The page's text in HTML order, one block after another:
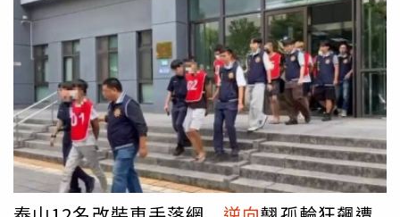
李嫌並未記取教訓，17日上午10時許行經鶯歌區鶯桃路二
段時，發現林姓民眾停放的機車鑰匙未拔，便趁隙將車偷
走。鳳鳴派出所獲報後發揮精準調閱技術，一小時內即於德
昌二街與八德路口將李嫌攔截到案，訊後依竊盜罪嫌移送法
辦。李嫌18日上午竟再度犯案，他在鶯歌區鳳吉三街一處宮
廟前，尋找另一輛鑰匙未拔的機車實施二次竊盜，鳳鳴派出
所接獲鄭姓受害者報案後再次展開追查，發現李嫌騎乘失竊
車輛往鶯歌市區方向逃逸，立即通報線上警網實施攔查，獲
報後一小時將他逮捕，全案依法送辦。警於同日上午10 時
53 分許，在光明街與育智路口目擊李嫌騎乘贓車且違規紅